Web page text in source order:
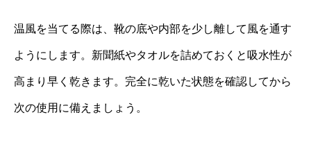
温風を当てる際は、靴の底や内部を少し離して風を通す
ようにします。新聞紙やタオルを詰めておくと吸水性が
高まり早く乾きます。完全に乾いた状態を確認してから
次の使用に備えましょう。